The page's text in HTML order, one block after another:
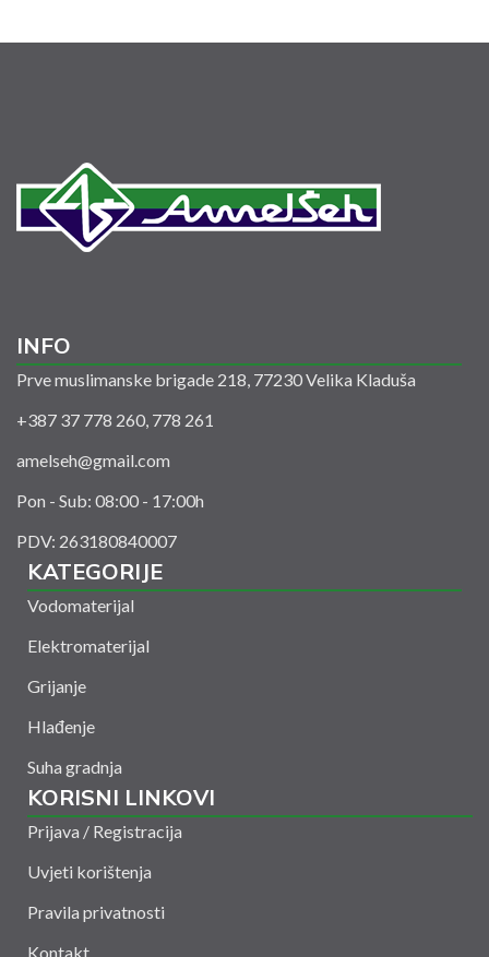
INFO
Prve muslimanske brigade 218, 77230 Velika Kladuša
+387 37 778 260, 778 261
amelseh@gmail.com
Pon - Sub: 08:00 - 17:00h
PDV: 263180840007
KATEGORIJE
Vodomaterijal
Elektromaterijal
Grijanje
Hlađenje
Suha gradnja
KORISNI LINKOVI
Prijava / Registracija
Uvjeti korištenja
Pravila privatnosti
Kontakt